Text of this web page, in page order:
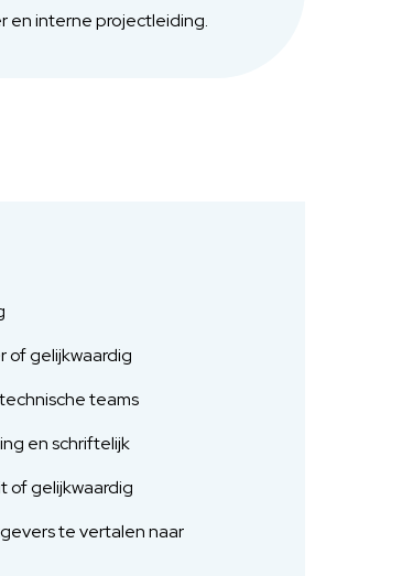
en interne projectleiding.
of gelijkwaardig
teams
en schriftelijk
of gelijkwaardig
te vertalen naar